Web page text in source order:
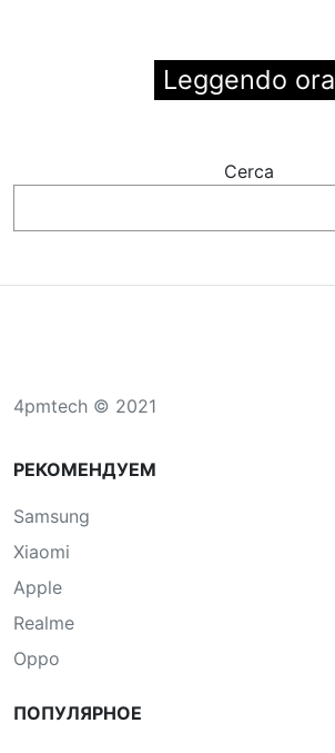
Leggendo ora
Cerca
4pmtech © 2021
РЕКОМЕНДУЕМ
Samsung
Xiaomi
Apple
Realme
Oppo
ПОПУЛЯРНОЕ